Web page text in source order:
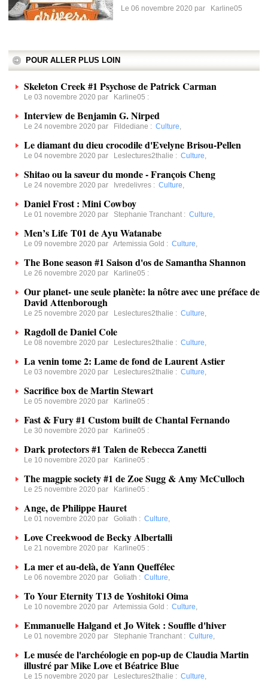
Le 06 novembre 2020 par
Karline05
POUR ALLER PLUS LOIN
Skeleton Creek #1 Psychose de Patrick Carman
Le 03 novembre 2020 par Karline05 :
Interview de Benjamin G. Nirped
Le 24 novembre 2020 par Fildediane : Culture,
Le diamant du dieu crocodile d'Evelyne Brisou-Pellen
Le 04 novembre 2020 par Leslectures2thalie : Culture,
Shitao ou la saveur du monde - François Cheng
Le 24 novembre 2020 par Ivredelivres : Culture,
Daniel Frost : Mini Cowboy
Le 01 novembre 2020 par Stephanie Tranchant : Culture,
Men’s Life T01 de Ayu Watanabe
Le 09 novembre 2020 par Artemissia Gold : Culture,
The Bone season #1 Saison d'os de Samantha Shannon
Le 26 novembre 2020 par Karline05 :
Our planet- une seule planète: la nôtre avec une préface de
David Attenborough
Le 25 novembre 2020 par Leslectures2thalie : Culture,
Ragdoll de Daniel Cole
Le 08 novembre 2020 par Leslectures2thalie : Culture,
La venin tome 2: Lame de fond de Laurent Astier
Le 03 novembre 2020 par Leslectures2thalie : Culture,
Sacrifice box de Martin Stewart
Le 05 novembre 2020 par Karline05 :
Fast & Fury #1 Custom built de Chantal Fernando
Le 30 novembre 2020 par Karline05 :
Dark protectors #1 Talen de Rebecca Zanetti
Le 10 novembre 2020 par Karline05 :
The magpie society #1 de Zoe Sugg & Amy McCulloch
Le 25 novembre 2020 par Karline05 :
Ange, de Philippe Hauret
Le 01 novembre 2020 par Goliath : Culture,
Love Creekwood de Becky Albertalli
Le 21 novembre 2020 par Karline05 :
La mer et au-delà, de Yann Queffélec
Le 06 novembre 2020 par Goliath : Culture,
To Your Eternity T13 de Yoshitoki Oima
Le 10 novembre 2020 par Artemissia Gold : Culture,
Emmanuelle Halgand et Jo Witek : Souffle d'hiver
Le 01 novembre 2020 par Stephanie Tranchant : Culture,
Le musée de l'archéologie en pop-up de Claudia Martin
illustré par Mike Love et Béatrice Blue
Le 15 novembre 2020 par Leslectures2thalie : Culture,